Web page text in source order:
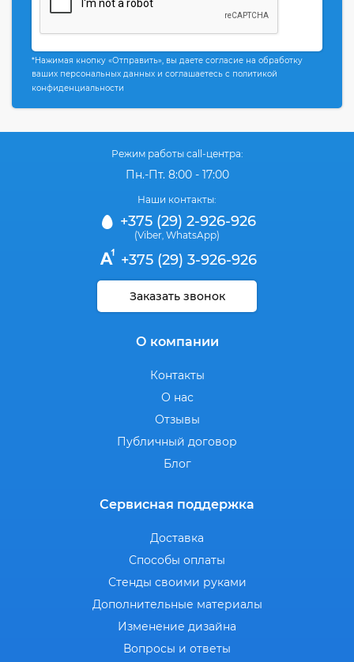
*Нажимая кнопку «Отправить», вы даете согласие на обработку
ваших персональных данных и соглашаетесь с политикой
конфиденциальности
Режим работы call-центра:
Пн.-Пт. 8:00 - 17:00
Наши контакты:
+375 (29) 2-926-926
(Viber WhatsApp)
+375 (29) 3-926-926
Заказать звонок
О компании
Контакты
О нас
Отзывы
Публичный договор
Блог
Сервисная поддержка
Доставка
Способы оплаты
Стенды своими руками
Дополнительные материалы
Изменение дизайна
Вопросы и ответы